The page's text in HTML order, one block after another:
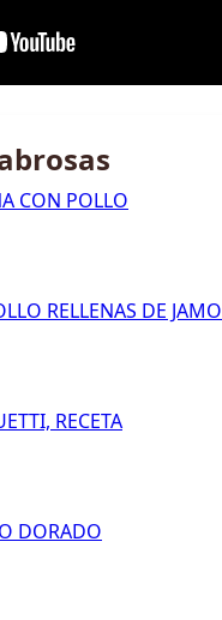
CON POLLO
RELLENAS DE
RECETA
DORADO